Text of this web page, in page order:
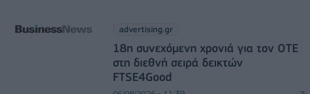
advertising.gr
18η συνεχόμενη χρονιά για τον ΟΤΕ
στη διεθνή σειρά δεικτών
FTSE4Good